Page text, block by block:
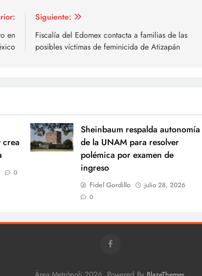
en
Siguiente:
Fiscalía del Edomex contacta a familias de las
posibles víctimas de feminicida de Atizapán
crea
0
Sheinbaum respalda autonomía
de la UNAM para resolver
polémica por examen de
ingreso
Fidel Gordillo julio 28, 2026
0